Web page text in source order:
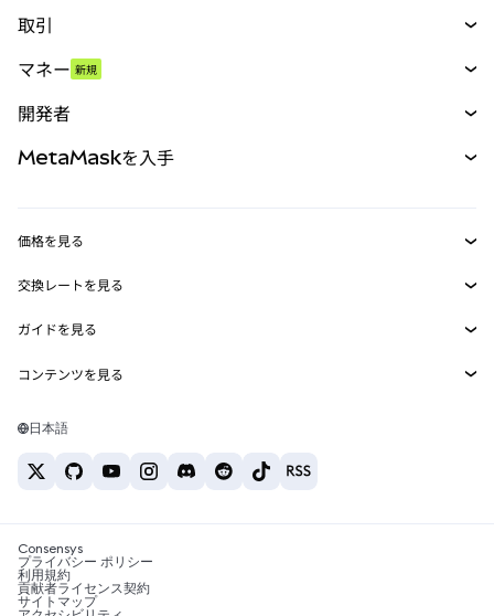
取引
パーペチュアル
RWA
マネー 新規
開発者
MetaMask Connect
Snaps
Web3サービス
MetaMaskを入手
セキュリティ
サポート
キャリア
お問い合わせ
価格を見る
イーサリアムの価格
Solanaの価格
Tetherの価格
交換レートを見る
ETH→USD
USDT→INR
BTC→INR
ETH→USDT
ガイドを見る
ETHの購入
USDTの購入
SHIBの購入
BNBの購入
コンテンツを見る
Solanaウォレット
税制関連ニュース
暗号資産の購入方法は？
日本語
Consensys
プライバシー ポリシー
利用規約
貢献者ライセンス契約
サイトマップ